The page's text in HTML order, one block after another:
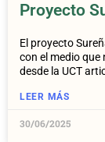
Proyecto
El proyecto
con el medio que
desde la UCT
LEER MÁS
30/06/2025